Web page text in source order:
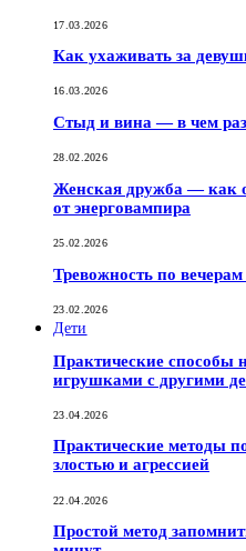
17.03.2026
Как ухаживать за
16.03.2026
Стыд и вина — в чем
28.02.2026
Женская дружба — как
от энерговампира
25.02.2026
Тревожность по
23.02.2026
Дети
Практические способы
игрушками с другими
23.04.2026
Практические методы
злостью и агрессией
22.04.2026
Простой метод